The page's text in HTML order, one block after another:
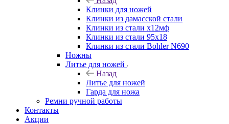
Клинки для ножей
Клинки из дамасской стали
Клинки из стали х12мф
Клинки из стали 95х18
Клинки из стали Bohler N690
Ножны
Литье для ножей
Назад
Литье для ножей
Гарда для ножа
Ремни ручной работы
Контакты
Акции